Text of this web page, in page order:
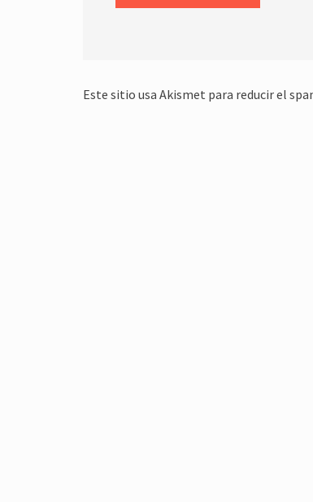
Este sitio usa Akismet para reducir el